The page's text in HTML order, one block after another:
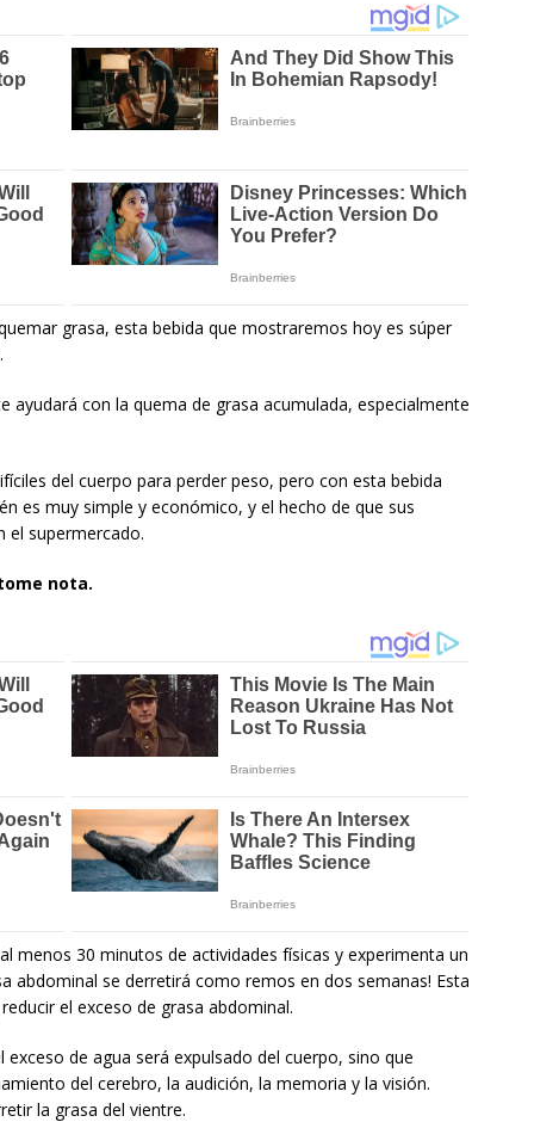
grasa, esta bebida que mostraremos hoy es súper
ayudará con la quema de grasa acumulada, especialmente
del cuerpo para perder peso, pero con esta bebida
es muy simple y económico, y el hecho de que sus
el supermercado.
nota.
menos 30 minutos de actividades físicas y experimenta un
abdominal se derretirá como remos en dos semanas! Esta
el exceso de grasa abdominal.
de agua será expulsado del cuerpo, sino que
del cerebro, la audición, la memoria y la visión.
la grasa del vientre.